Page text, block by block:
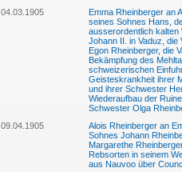
04.03.1905
Emma Rheinberger an
seines Sohnes Hans,
ausserordentlich kalten
Johann II. in Vaduz, die
Egon Rheinberger, die
Bekämpfung des
schweizerischen
Geisteskrankheit ihrer
und ihrer Schwester
Wiederaufbau der
Schwester Olga
09.04.1905
Alois Rheinberger an
Sohnes Johann
Margarethe
Rebsorten in seinem
aus Nauvoo über